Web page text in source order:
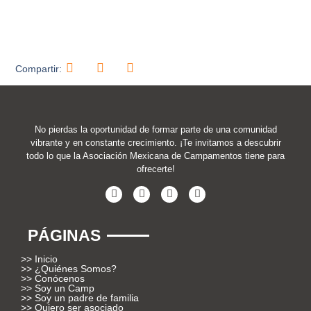
Compartir:
No pierdas la oportunidad de formar parte de una comunidad
vibrante y en constante crecimiento. ¡Te invitamos a descubrir
todo lo que la Asociación Mexicana de Campamentos tiene para
ofrecerte!
PÁGINAS
>> Inicio
>> ¿Quiénes Somos?
>> Conócenos
>> Soy un Camp
>> Soy un padre de familia
>> Quiero ser asociado